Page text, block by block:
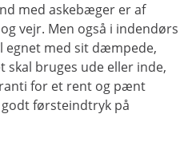
med askebæger er af
vejr. Men også i indendørs
egnet med sit dæmpede,
skal bruges ude eller inde,
for et rent og pænt
førsteindtryk på